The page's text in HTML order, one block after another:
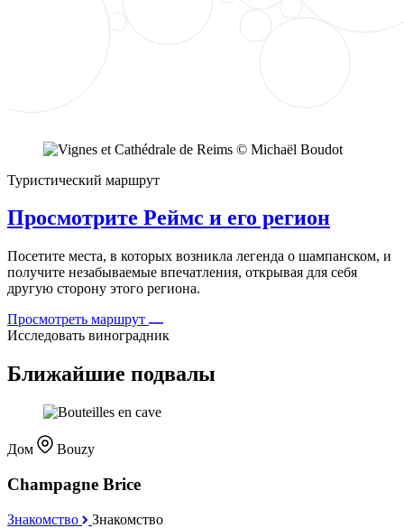
Туристический маршрут
Просмотрите Реймс и его регион
Посетите места, в которых возникла легенда о шампанском, и
получите незабываемые впечатления, открывая для себя
другую сторону этого региона.
Просмотреть маршрут
Исследовать виноградник
Ближайшие подвалы
Дом Bouzy
Champagne Brice
Знакомство Знакомство